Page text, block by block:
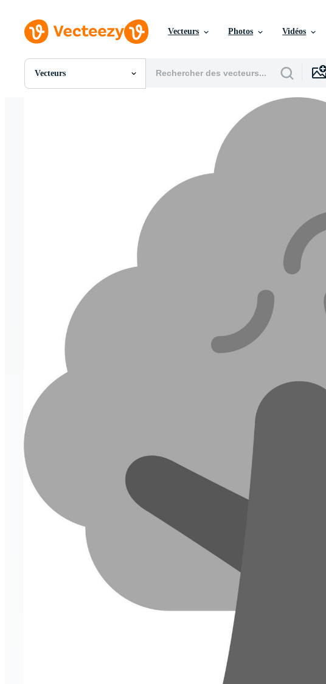
Vecteurs Photos Vidéos
Vecteurs
Toutes Images